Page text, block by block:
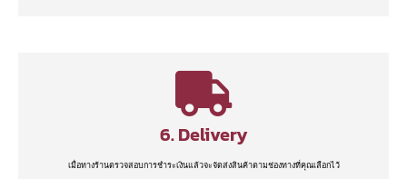
6. Delivery
เมื่อทางร้านตรวจสอบการชำระเงินแล้วจะจัดส่งสินค้าตามช่องทางที่คุณเลือกไว้